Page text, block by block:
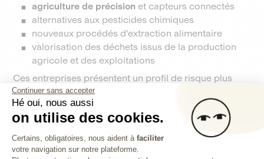
agriculture de précision et capteurs connectés
alternatives aux pesticides chimiques
nouveaux procédés d'extraction alimentaire
valorisation des déchets issus de la production
agricole et des exploitations
Ces entreprises présentent un profil de risque plus
élevé que les structures établies, mais aussi un
potentiel de croissance significatif. Elles portent
souvent unenouvelle vision du secteur, avec des
innovants et d'approches agronomiques
innovantes.
Continuer sans accepter
Hé oui, nous aussi
on utilise des cookies.
Plateforme de Gestion du
Certains, obligatoires, nous aident à faciliter
votre navigation sur notre plateforme.
Axeptio consent